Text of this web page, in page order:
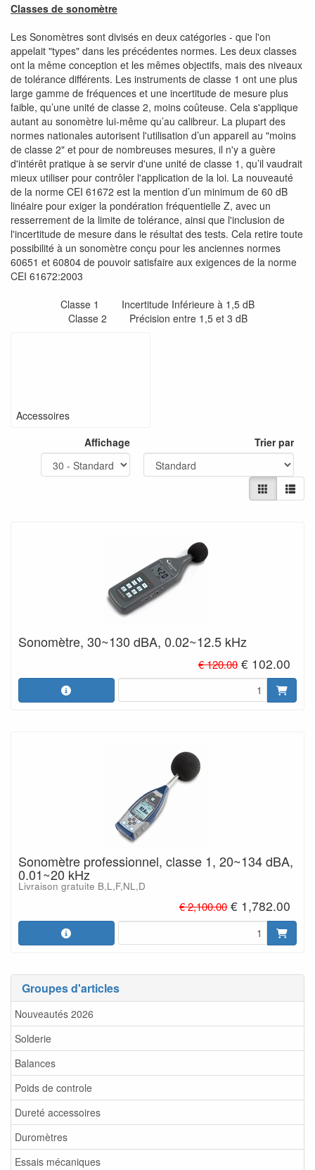
Groupes d'articles
Nouveautés 2026
Solderie
Balances
Poids de controle
Dureté accessoires
Duromètres
Essais mécaniques
Classes de sonomètre
Les Sonomètres sont divisés en deux catégories - que l'on
appelait "types" dans les précédentes normes. Les deux classes
ont la même conception et les mêmes objectifs, mais des niveaux
de tolérance différents. Les instruments de classe 1 ont une plus
large gamme de fréquences et une incertitude de mesure plus
faible, qu’une unité de classe 2, moins coûteuse. Cela s'applique
autant au sonomètre lui-même qu’au calibreur. La plupart des
normes nationales autorisent l'utilisation d’un appareil au "moins
de classe 2" et pour de nombreuses mesures, il n'y a guère
d'intérêt pratique à se servir d'une unité de classe 1, qu’il vaudrait
mieux utiliser pour contrôler l'application de la loi. La nouveauté
de la norme CEI 61672 est la mention d’un minimum de 60 dB
linéaire pour exiger la pondération fréquentielle Z, avec un
resserrement de la limite de tolérance, ainsi que l'inclusion de
l'incertitude de mesure dans le résultat des tests. Cela retire toute
possibilité à un sonomètre conçu pour les anciennes normes
60651 et 60804 de pouvoir satisfaire aux exigences de la norme
CEI 61672:2003
Classe 1 Incertitude Inférieure à 1,5 dB
Classe 2 Précision entre 1,5 et 3 dB
Accessoires
Affichage
Trier par
Sonomètre, 30~130 dBA, 0.02~12.5 kHz
€ 120.00 € 102.00
Sonomètre professionnel, classe 1, 20~134 dBA,
0.01~20 kHz
Livraison gratuite B,L,F,NL,D
€ 2,100.00 € 1,782.00